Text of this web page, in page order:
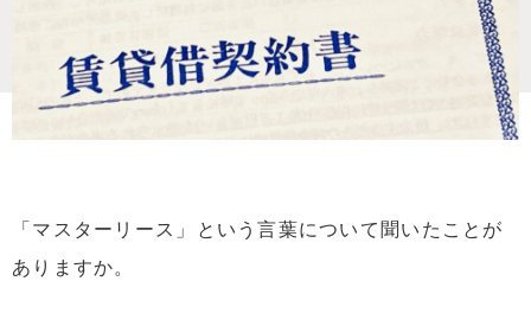
「マスターリース」という言葉について聞いたことが
ありますか。